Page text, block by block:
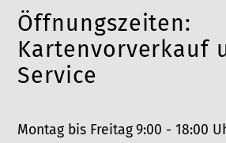
n
f
o
n
Öffnungszeiten:
Kartenvorverkauf
Service
Montag bis Freitag 9:00 - 18:00